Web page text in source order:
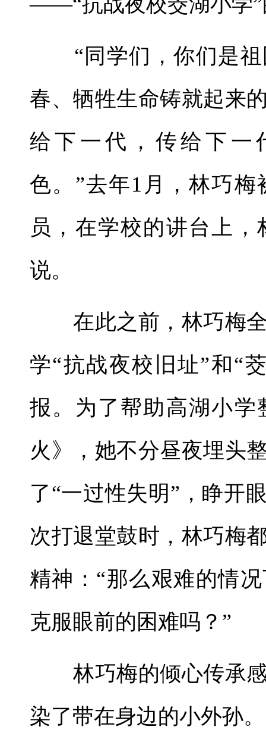
“同学们，你们是祖
春、牺牲生命铸就起来
给下一代，传给下一
色。”去年1月，林巧
员，在学校的讲台上
说。
在此之前，林巧梅全
学“抗战夜校旧址”和“
报。为了帮助高湖小
火》，她不分昼夜埋头
了“一过性失明”，睁开
次打退堂鼓时，林巧梅
精神：“那么艰难的情
克服眼前的困难吗？”
林巧梅的倾心传承感
染了带在身边的小外孙。